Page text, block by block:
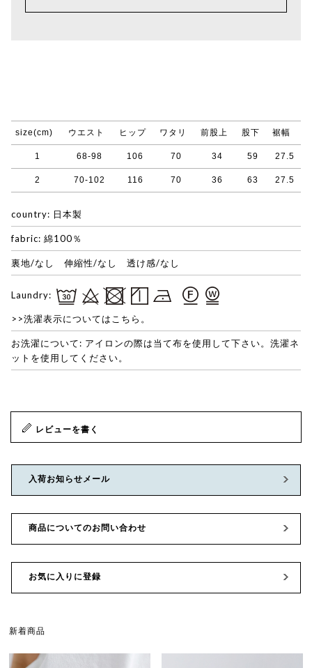
size(cm) ウエスト ヒップ ワタリ 前股上 股下 裾幅
1 68-98 106 70 34 59 27.5
2 70-102 116 70 36 63 27.5
country: 日本製
fabric: 綿100％
裏地/なし 伸縮性/なし 透け感/なし
Laundry:
>>洗濯表示についてはこちら。
お洗濯について: アイロンの際は当て布を使用して下さい。洗濯ネ
ットを使用してください。
レビューを書く
入荷お知らせメール
商品についてのお問い合わせ
お気に入りに登録
新着商品